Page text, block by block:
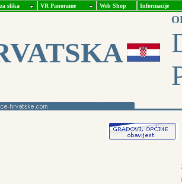
slika VR Panorame Web Shop Informacije